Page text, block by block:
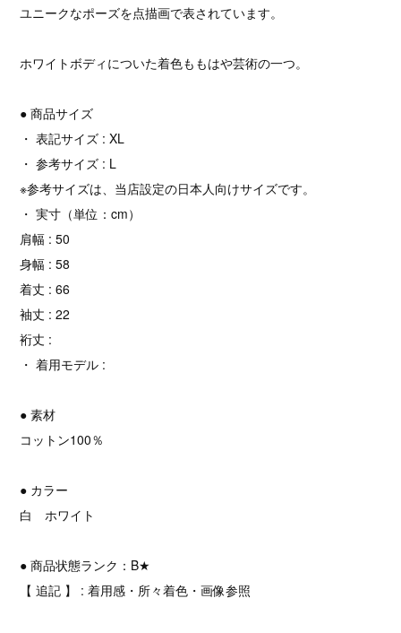
ユニークなポーズを点描画で表されています。
ホワイトボディについた着色ももはや芸術の一つ。
● 商品サイズ
・ 表記サイズ : XL
・ 参考サイズ : L
※参考サイズは、当店設定の日本人向けサイズです。
・ 実寸（単位：cm）
肩幅 : 50
身幅 : 58
着丈 : 66
袖丈 : 22
裄丈 :
・ 着用モデル :
● 素材
コットン100％
● カラー
白 ホワイト
● 商品状態ランク：B★
【 追記 】 : 着用感・所々着色・画像参照